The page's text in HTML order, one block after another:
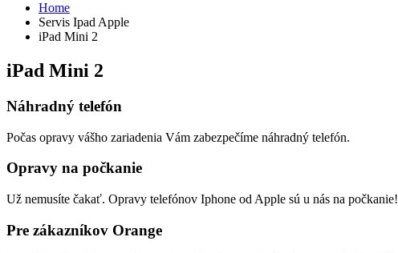
Home
Servis Ipad Apple
iPad Mini 2
iPad Mini 2
Náhradný telefón
Počas opravy vášho zariadenia Vám zabezpečíme náhradný telefón.
Opravy na počkanie
Už nemusíte čakať. Opravy telefónov Iphone od Apple sú u nás na počkanie!
Pre zákazníkov Orange